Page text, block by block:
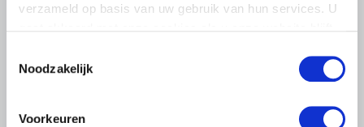
verzameld op basis van uw gebruik van hun services. U
Noodzakelijk
Voorkeuren
Ronald Oenema op het melkveebedrijf van Jolmer de
Lees meer